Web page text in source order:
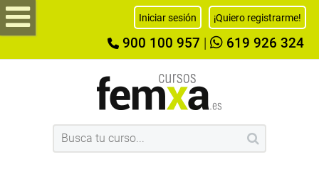
Iniciar sesión ¡Quiero registrarme!
900 100 957 619 926 324